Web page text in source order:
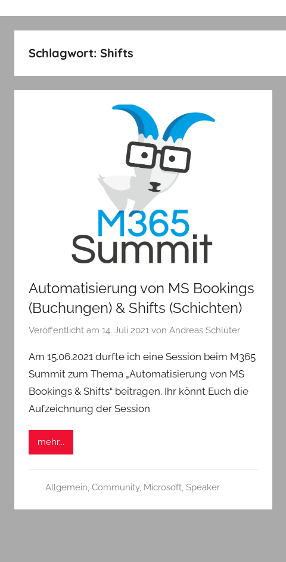
Schlagwort: Shifts
Automatisierung von MS Bookings
(Buchungen) & Shifts (Schichten)
Veröffentlicht am 14. Juli 2021 von Andreas Schlüter
Am 15.06.2021 durfte ich eine Session beim M365
Summit zum Thema „Automatisierung von MS
Bookings & Shifts“ beitragen. Ihr könnt Euch die
Aufzeichnung der Session
mehr...
Allgemein, Community, Microsoft, Speaker